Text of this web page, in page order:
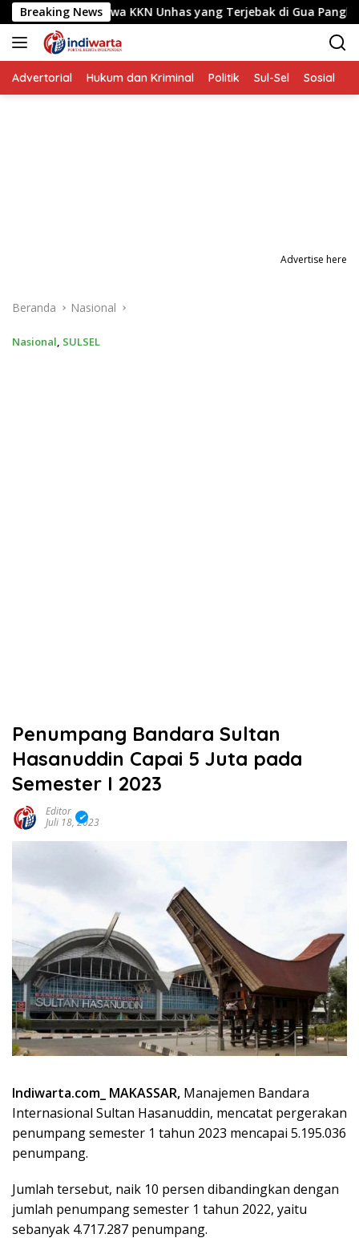
Langsung
ke
konten
Breaking News
Mahasiswa KKN Unhas yang Terjebak di Gua Pangkep
Advertorial Hukum dan Kriminal Politik Sul-Sel Sosial
Advertise here
Beranda Nasional
Nasional, SULSEL
Penumpang Bandara Sultan
Hasanuddin Capai 5 Juta pada
Semester I 2023
Editor
Juli 18, 2023
Indiwarta.com_ MAKASSAR, Manajemen Bandara
Internasional Sultan Hasanuddin, mencatat pergerakan
penumpang semester 1 tahun 2023 mencapai 5.195.036
penumpang.
Jumlah tersebut, naik 10 persen dibandingkan dengan
jumlah penumpang semester 1 tahun 2022, yaitu
sebanyak 4.717.287 penumpang.